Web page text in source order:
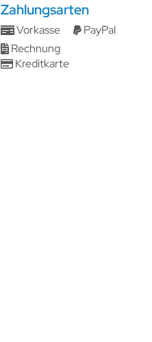
Zahlungsarten
Vorkasse
PayPal
Rechnung
Kreditkarte